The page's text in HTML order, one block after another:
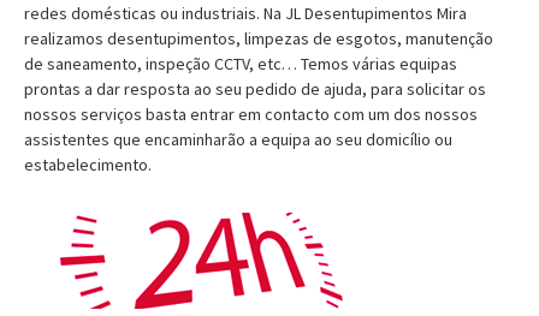
redes domésticas ou industriais. Na JL Desentupimentos Mira
realizamos desentupimentos, limpezas de esgotos, manutenção
de saneamento, inspeção CCTV, etc… Temos várias equipas
prontas a dar resposta ao seu pedido de ajuda, para solicitar os
nossos serviços basta entrar em contacto com um dos nossos
assistentes que encaminharão a equipa ao seu domicílio ou
estabelecimento.